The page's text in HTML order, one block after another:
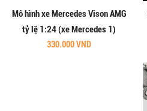
Mô hình xe Mercedes Vison AMG
tỷ lệ 1:24 (xe Mercedes 1)
330.000 VND